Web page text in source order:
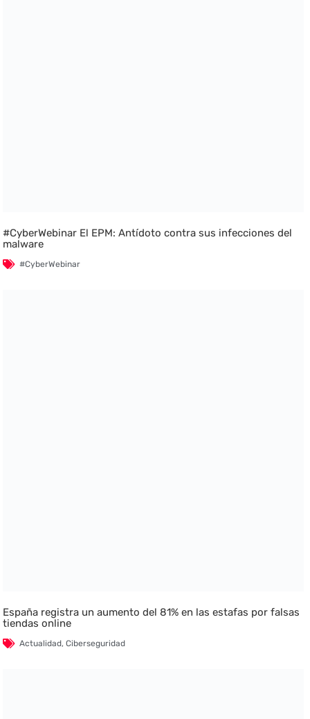
#CyberWebinar El EPM: Antídoto contra sus infecciones del
malware
#CyberWebinar
España registra un aumento del 81% en las estafas por falsas
tiendas online
Actualidad,Ciberseguridad